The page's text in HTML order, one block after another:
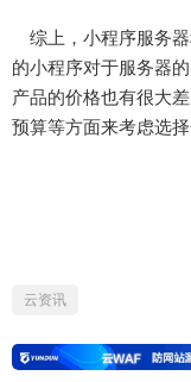
综上，小程序服务
的小程序对于服务器
产品的价格也有很大
预算等方面来考虑选
云资讯